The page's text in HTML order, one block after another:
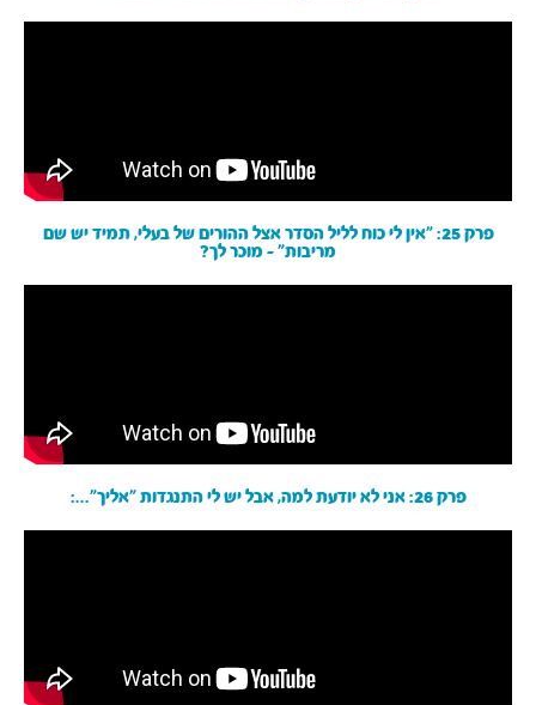
פרק 25: ״אין לי כוח לליל הסדר אצל ההורים של בעלי, תמיד יש שם
מריבות״ - מוכר לך?
פרק 26: אני לא יודעת למה, אבל יש לי התנגדות ״אליך״...: